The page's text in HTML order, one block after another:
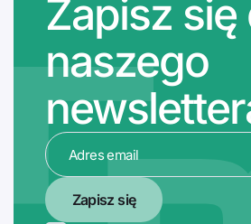
Zapisz się
naszego
Zapisz się